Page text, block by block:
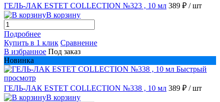
ГЕЛЬ-ЛАК ESTET COLLECTION №323 , 10 мл 389 ₽ / шт
В корзину
Подробнее
Купить в 1 клик Сравнение
В избранное Под заказ
Новинка
Быстрый
просмотр
ГЕЛЬ-ЛАК ESTET COLLECTION №338 , 10 мл 389 ₽ / шт
В корзину